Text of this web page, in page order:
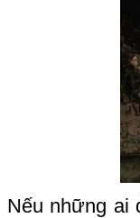
Nếu những ai